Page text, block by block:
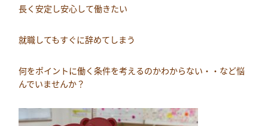
長く安定し安心して働きたい
就職してもすぐに辞めてしまう
何をポイントに働く条件を考えるのかわからない・・など悩
んでいませんか？